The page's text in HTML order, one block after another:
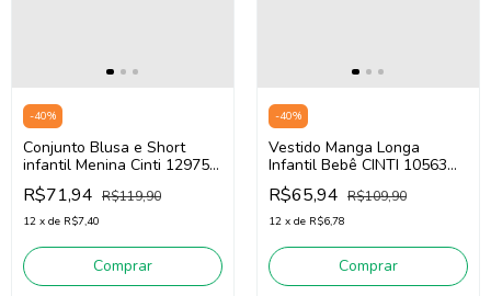
-40%
Conjunto Blusa e Short
infantil Menina Cinti 12975
(Rosa/Off White)
R$71,94 R$119,90
12 x de R$7,40
Comprar
-40%
Vestido Manga Longa
Infantil Bebê CINTI 10563
(Bege Areia)
R$65,94 R$109,90
12 x de R$6,78
Comprar